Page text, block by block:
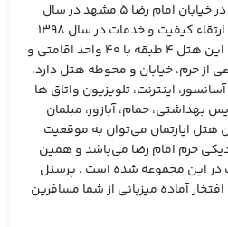
هتل آپارتمان یک ستاره افشار در خیابان امام رضا 5 مشهد در سال
1396 مورد بهره برداری و جهت ارتقاء کیفیت و خدمات در سال 1398
مورد بازسازی قرار گرفته است. این هتل ۴ طبقه با ۴۰ واحد اقامتی و
از حرم، خیابان و محوطه هتل دارد.
اینترنت، تلویزیون واتاق ها
بهداشتی، حمام، آبازور، مبلمان
اپارتمان می‌توان به موقعیت
حرم امام رضا می‌باشد و همین
در این مجموعه شده است . پرسنل
آماده میزبانی از شما مسافرین